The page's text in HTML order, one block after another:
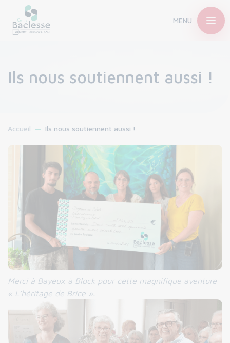
MENU
Ils nous soutiennent aussi !
Accueil Ils nous soutiennent aussi !
Merci à Bayeux à Block pour cette magnifique aventure
« L’héritage de Brice ».